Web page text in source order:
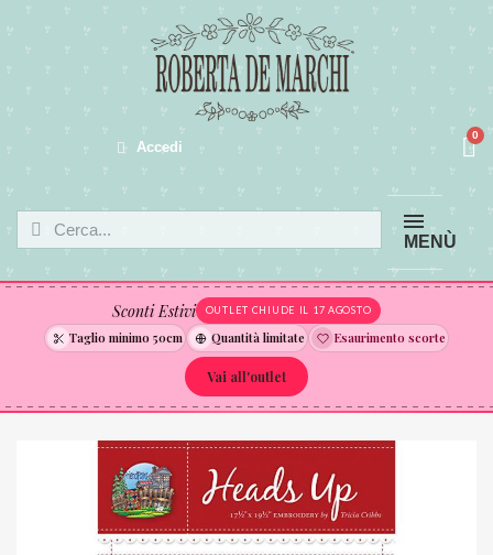
Accedi
MENÙ
Sconti Estivi OUTLET CHIUDE IL 17 AGOSTO
Taglio minimo 50cm Quantità limitate Esaurimento scorte
Vai all'outlet